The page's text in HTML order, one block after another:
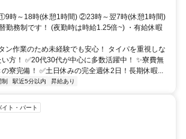
時～18時(休憩1時間) ②23時～翌7時(休憩1時間)
勤務制です！ (夜勤時は時給1.25倍~) ・有給休暇
ン作業のため未経験でも安心！ タイパを重視しな
方！ ✅20代30代が中心に多数活躍中！ ✨寮費無
寮完備！ ✅土日休みの完全週休2日！長期休暇...
制 駅近5分以内 昇給あり
イト・パート